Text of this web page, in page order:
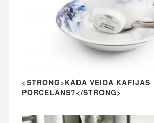
<STRONG>KĀDA VEIDA KAFIJAS
PORCELĀNS?</STRONG>